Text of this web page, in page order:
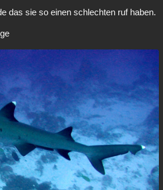
das sie so einen schlechten ruf haben.